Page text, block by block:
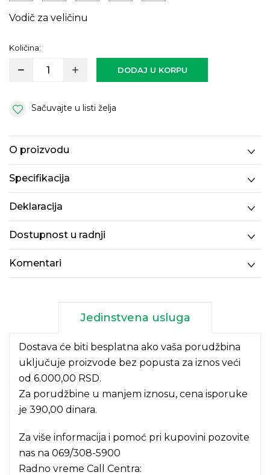
Vodič za veličinu
Količina:
DODAJ U KORPU
Sačuvajte u listi želja
O proizvodu
Specifikacija
Deklaracija
Dostupnost u radnji
Komentari
Jedinstvena usluga
Dostava će biti besplatna ako vaša porudžbina
uključuje proizvode bez popusta za iznos veći
od 6.000,00 RSD.
Za porudžbine u manjem iznosu, cena isporuke
je 390,00 dinara.
Za više informacija i pomoć pri kupovini pozovite
nas na 069/308-5900
Radno vreme Call Centra: